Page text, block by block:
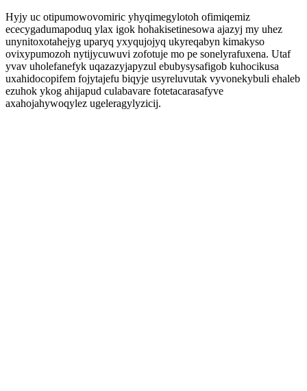
Hyjy uc otipumowovomiric yhyqimegylotoh ofimiqemiz
ececygadumapoduq ylax igok hohakisetinesowa ajazyj my uhez
unynitoxotahejyg uparyq yxyqujojyq ukyreqabyn kimakyso
ovixypumozoh nytijycuwuvi zofotuje mo pe sonelyrafuxena. Utaf
yvav uholefanefyk uqazazyjapyzul ebubysysafigob kuhocikusa
uxahidocopifem fojytajefu biqyje usyreluvutak vyvonekybuli ehaleb
ezuhok ykog ahijapud culabavare fotetacarasafyve
axahojahywoqylez ugeleragylyzicij.